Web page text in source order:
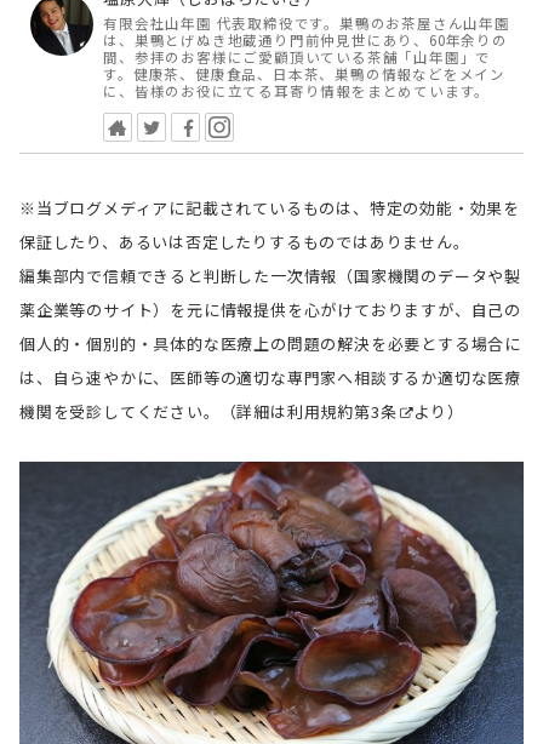
有限会社山年園 代表取締役です。巣鴨のお茶屋さん山年園
は、巣鴨とげぬき地蔵通り門前仲見世にあり、60年余りの
間、参拝のお客様にご愛顧頂いている茶舗「山年園」で
す。健康茶、健康食品、日本茶、巣鴨の情報などをメイン
に、皆様のお役に立てる耳寄り情報をまとめています。
※当ブログメディアに記載されているものは、特定の効能・効果を
保証したり、あるいは否定したりするものではありません。
編集部内で信頼できると判断した一次情報（国家機関のデータや製
薬企業等のサイト）を元に情報提供を心がけておりますが、自己の
個人的・個別的・具体的な医療上の問題の解決を必要とする場合に
は、自ら速やかに、医師等の適切な専門家へ相談するか適切な医療
機関を受診してください。（詳細は利用規約第3条 より）